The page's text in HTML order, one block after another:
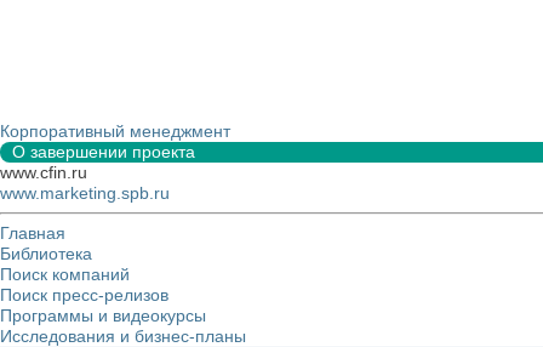
Корпоративный менеджмент
О завершении проекта
www.cfin.ru
www.marketing.spb.ru
Главная
Библиотека
Поиск компаний
Поиск пресс-релизов
Программы и видеокурсы
Исследования и бизнес-планы